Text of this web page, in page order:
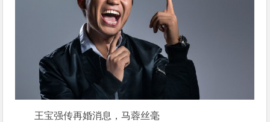
王宝强传再婚消息，马蓉丝毫